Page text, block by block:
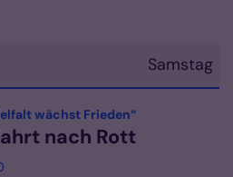
Samstag
2026wächst Frieden“:
nach Rott